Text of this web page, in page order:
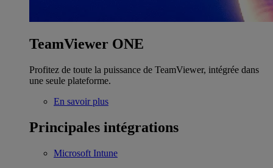
TeamViewer ONE
Profitez de toute la puissance de TeamViewer, intégrée dans
une seule plateforme.
En savoir plus
Principales intégrations
Microsoft Intune